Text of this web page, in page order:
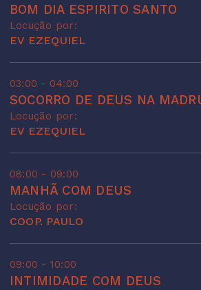
BOM DIA ESPIRITO SANTO
Locução por:
EV EZEQUIEL
03:00 - 04:00
SOCORRO DE DEUS NA
Locução por:
EV EZEQUIEL
08:00 - 09:00
MANHÃ COM DEUS
Locução por:
COOP. PAULO
09:00 - 10:00
INTIMIDADE COM DEUS